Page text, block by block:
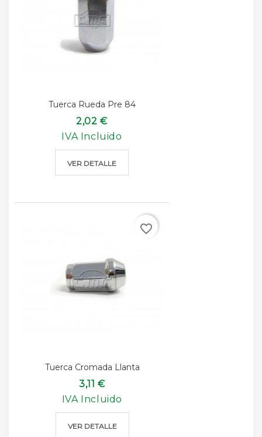
Tuerca Rueda Pre 84
2,02 €
IVA Incluido
VER DETALLE
Tuerca Cromada Llanta
3,11 €
IVA Incluido
VER DETALLE
favorite_border